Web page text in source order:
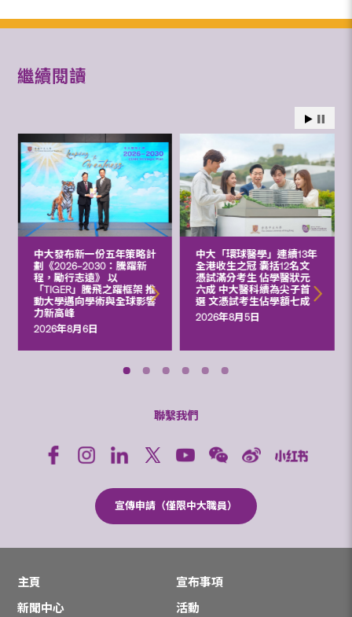
繼續閱讀
中大發布新一份五年策略計
劃《2026‒2030：騰躍新
程，勵行志遠》 以
「TIGER」騰飛之躍框架 推
動大學邁向學術與全球影響
力新高峰
2026年8月6日
中大「環球醫學」連續13年
全港收生之冠 囊括12名文
憑試滿分考生 佔學醫狀元
六成 中大醫科續為尖子首
選 文憑試考生佔學額七成
2026年8月5日
聯繫我們
宣傳申請（僅限中大職員）
主頁
宣布事項
新聞中心
活動